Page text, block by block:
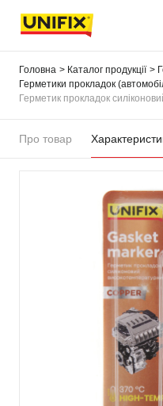
Головна Каталог продукції
Герметики прокладок
Герметик прокладок
Про товар